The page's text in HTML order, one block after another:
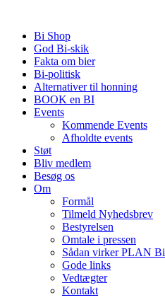
indholdBi Shop
God Bi-skik
Fakta om bier
Bi-politisk
Alternativer til honning
BOOK en BI
Events
Kommende Events
Afholdte events
Støt
Bliv medlem
Besøg os
Om
Formål
Tilmeld Nyhedsbrev
Bestyrelsen
Omtale i pressen
Sådan virker PLAN Bi
Gode links
Vedtægter
Kontakt